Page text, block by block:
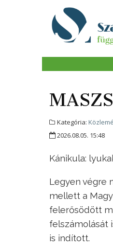
Kategória:
2026.08.05. 15:48
Kánikula:
Legyen végre
mellett a
felerősödött
felszámolását
is indított.